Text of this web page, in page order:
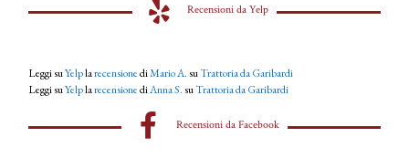
Recensioni da Yelp
Leggi suYelplarecensionediMario A. suTrattoria da Garibardi
Leggi suYelplarecensionediAnna S. suTrattoria da Garibardi
Recensioni da Facebook